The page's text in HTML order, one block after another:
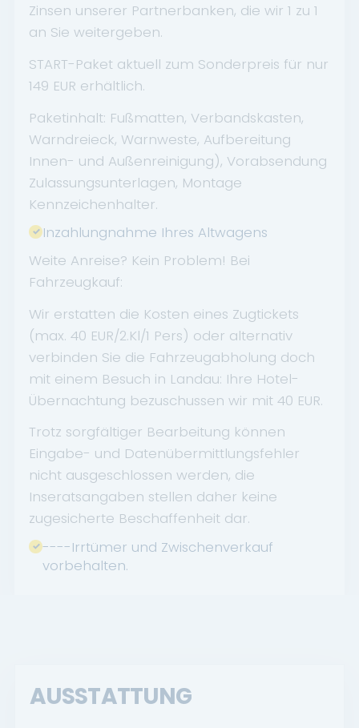
Zinsen unserer Partnerbanken, die wir 1 zu 1
an Sie weitergeben.
START-Paket aktuell zum Sonderpreis für nur
149 EUR erhältlich.
Paketinhalt: Fußmatten, Verbandskasten,
Warndreieck, Warnweste, Aufbereitung
Innen- und Außenreinigung), Vorabsendung
Zulassungsunterlagen, Montage
Kennzeichenhalter.
Inzahlungnahme Ihres Altwagens
Weite Anreise? Kein Problem! Bei
Fahrzeugkauf:
Wir erstatten die Kosten eines Zugtickets
(max. 40 EUR/2.Kl/1 Pers) oder alternativ
verbinden Sie die Fahrzeugabholung doch
mit einem Besuch in Landau: Ihre Hotel-
Übernachtung bezuschussen wir mit 40 EUR.
Trotz sorgfältiger Bearbeitung können
Eingabe- und Datenübermittlungsfehler
nicht ausgeschlossen werden, die
Inseratsangaben stellen daher keine
zugesicherte Beschaffenheit dar.
----Irrtümer und Zwischenverkauf
vorbehalten.
AUSSTATTUNG